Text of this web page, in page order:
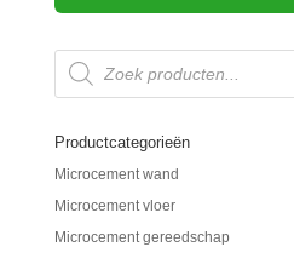
Producten
zoeken
Productcategorieën
Microcement wand
Microcement vloer
Microcement gereedschap